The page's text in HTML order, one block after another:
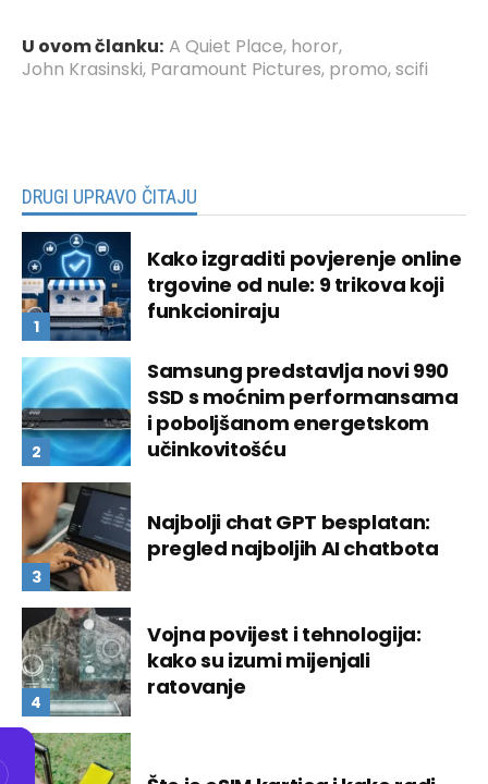
U ovom članku: A Quiet Place, horor,
John Krasinski, Paramount Pictures, promo,scifi
DRUGI UPRAVO ČITAJU
Kako izgraditi povjerenje online
trgovine od nule: 9 trikova koji
funkcioniraju
Samsung predstavlja novi 990
SSD s moćnim performansama
i poboljšanom energetskom
učinkovitošću
Najbolji chat GPT besplatan:
pregled najboljih AI chatbota
Vojna povijest i tehnologija:
kako su izumi mijenjali
ratovanje